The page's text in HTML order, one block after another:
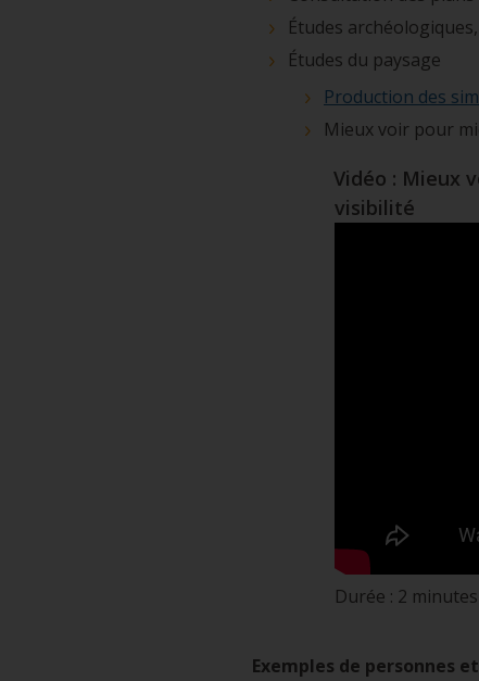
Études
Études du paysage
Production des
Mieux voir pour
Vidéo : Mieux
visibilité
Durée : 2 minutes
Exemples de personnes